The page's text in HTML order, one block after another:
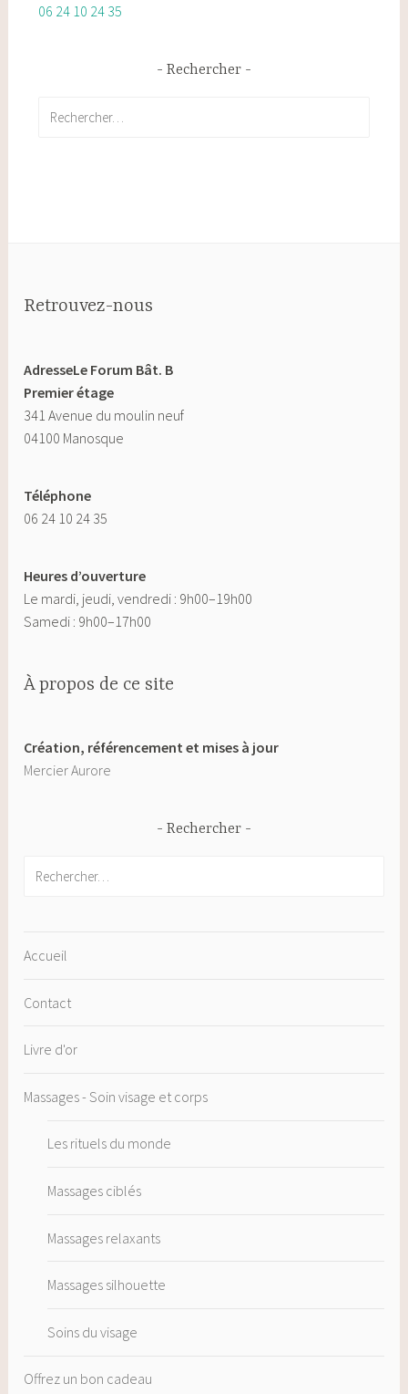
06 24 10 24 35
Rechercher
Retrouvez-nous
AdresseLe Forum Bât. B
Premier étage
341 Avenue du moulin neuf
04100 Manosque
Téléphone
06 24 10 24 35
Heures d’ouverture
Le mardi, jeudi, vendredi : 9h00–19h00
Samedi : 9h00–17h00
À propos de ce site
Création, référencement et mises à jour
Mercier Aurore
Rechercher
Accueil
Contact
Livre d'or
Massages - Soin visage et corps
Les rituels du monde
Massages ciblés
Massages relaxants
Massages silhouette
Soins du visage
Offrez un bon cadeau